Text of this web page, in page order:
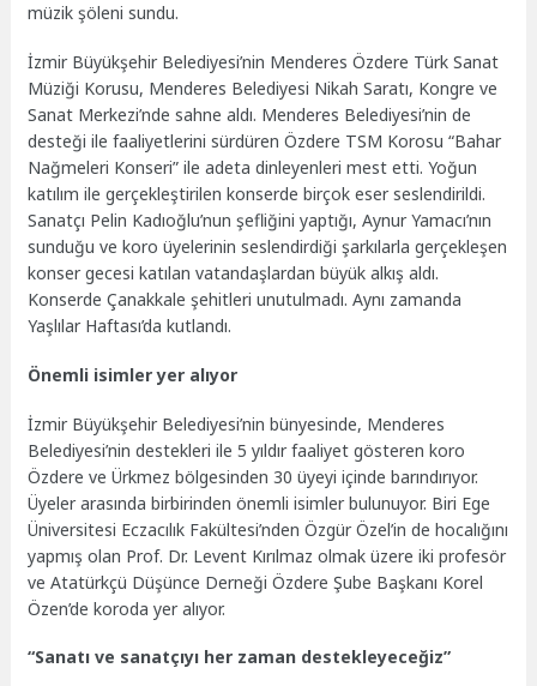
müzik şöleni sundu.
İzmir Büyükşehir Belediyesi’nin Menderes Özdere Türk Sanat
Müziği Korusu, Menderes Belediyesi Nikah Saratı, Kongre ve
Sanat Merkezi’nde sahne aldı. Menderes Belediyesi’nin de
desteği ile faaliyetlerini sürdüren Özdere TSM Korosu “Bahar
Nağmeleri Konseri” ile adeta dinleyenleri mest etti. Yoğun
katılım ile gerçekleştirilen konserde birçok eser seslendirildi.
Sanatçı Pelin Kadıoğlu’nun şefliğini yaptığı, Aynur Yamacı’nın
sunduğu ve koro üyelerinin seslendirdiği şarkılarla gerçekleşen
konser gecesi katılan vatandaşlardan büyük alkış aldı.
Konserde Çanakkale şehitleri unutulmadı. Aynı zamanda
Yaşlılar Haftası’da kutlandı.
Önemli isimler yer alıyor
İzmir Büyükşehir Belediyesi’nin bünyesinde, Menderes
Belediyesi’nin destekleri ile 5 yıldır faaliyet gösteren koro
Özdere ve Ürkmez bölgesinden 30 üyeyi içinde barındırıyor.
Üyeler arasında birbirinden önemli isimler bulunuyor. Biri Ege
Üniversitesi Eczacılık Fakültesi’nden Özgür Özel’in de hocalığını
yapmış olan Prof. Dr. Levent Kırılmaz olmak üzere iki profesör
ve Atatürkçü Düşünce Derneği Özdere Şube Başkanı Korel
Özen’de koroda yer alıyor.
“Sanatı ve sanatçıyı her zaman destekleyeceğiz”